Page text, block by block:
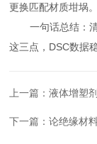
更换匹配材质坩埚。
一句话总结：清
这三点，DSC数据
上一篇：液体增塑
下一篇：论绝缘材料